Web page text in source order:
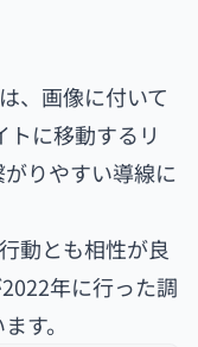
、画像に付いて
トに移動するリ
りやすい導線に
動とも相性が良
年に行った調
す。